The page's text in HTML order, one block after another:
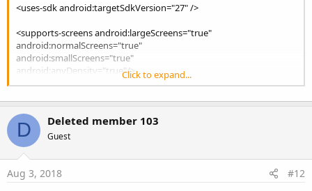
<uses-sdk android:targetSdkVersion="27" />
<supports-screens android:largeScreens="true"
android:normalScreens="true"
android:smallScreens="true"
android:anyDensity="true"/>
<uses-permission
android:name="android.permission.WRITE_CALENDAR"/>
SetApplicationAttribute(android:icon, "@drawable/icon")
SetApplicationAttribute(android:label, "$LABEL$")
'End of default text.
Click to expand...
D Deleted member 103
Guest
Aug 3, 2018 #12